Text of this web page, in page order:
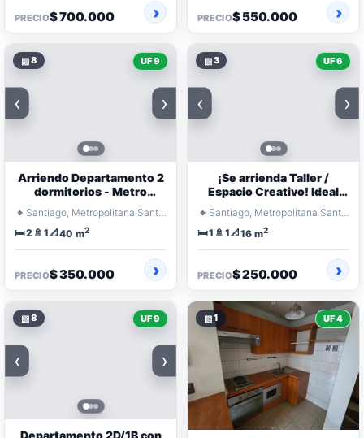
PRECIO$ 700.000 PRECIO$ 550.000
▧8 UF 9
‹ ›
Arriendo Departamento 2
dormitorios - Metro
⌖ Santiago, Metropolitana Santiago
🛏️2 🚿 1📐40 m2
PRECIO$ 350.000
▧3 UF 6
‹ ›
¡Se arrienda Taller /
Espacio Creativo! Ideal
⌖ Santiago, Metropolitana Santiago
🛏️1 🚿 1📐16 m2
PRECIO$ 250.000
▧8 UF 9
‹ ›
Departamento 2D/1B con
▧1 UF 4